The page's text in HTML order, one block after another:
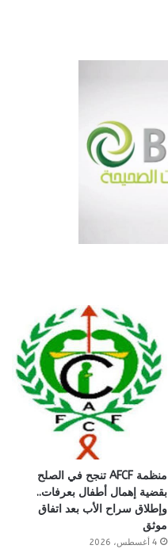
منظمة AFCF تنجح في الصلح
بقضية إهمال أطفال بعرفات..
وإطلاق سراح الأب بعد اتفاق
موثق
4 أغسطس، 2026